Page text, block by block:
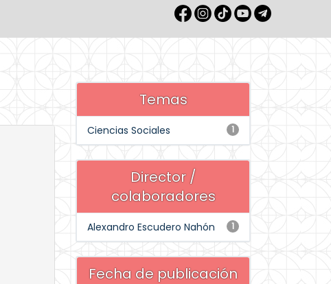
Temas
1
Ciencias Sociales
Director /
colaboradores
1
Alexandro Escudero Nahón
Fecha de publicación